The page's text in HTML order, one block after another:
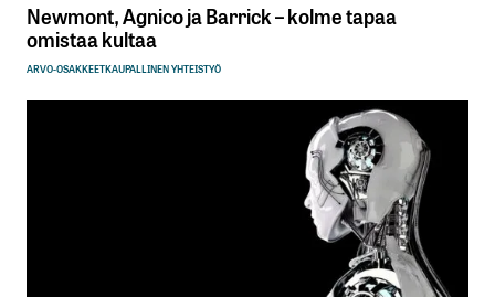
Newmont, Agnico ja Barrick – kolme tapaa
omistaa kultaa
ARVO-OSAKKEETKAUPALLINEN YHTEISTYÖ